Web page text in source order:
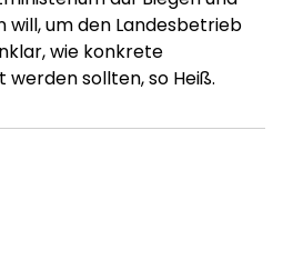
will, um den Landesbetrieb
wie konkrete
sollten, so Heiß.